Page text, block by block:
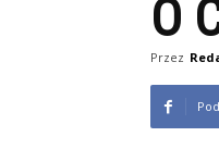
O
Przez